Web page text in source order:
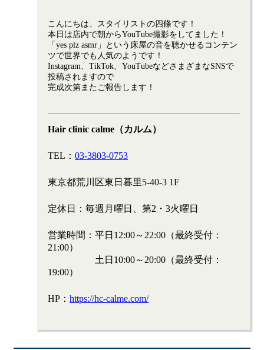
こんにちは、スタイリストの四條です！
本日は店内で朝からYouTube撮影をしてました！
「yes plz asmr」という床屋の音を聴かせるコンテン
ツで世界でも人気のようです！
Instagram、TikTok、YouTubeなどさまざまなSNSで
投稿されますので
完成次第またご報告します！
Hair clinic calme（カルム）
TEL：03-3803-0753
東京都荒川区東日暮里5-40-3 1F
定休日：毎週月曜日、第2・3火曜日
営業時間：平日12:00～22:00（最終受付：
21:00）
土日10:00～20:00（最終受付：
19:00）
HP：https://hc-calme.com/